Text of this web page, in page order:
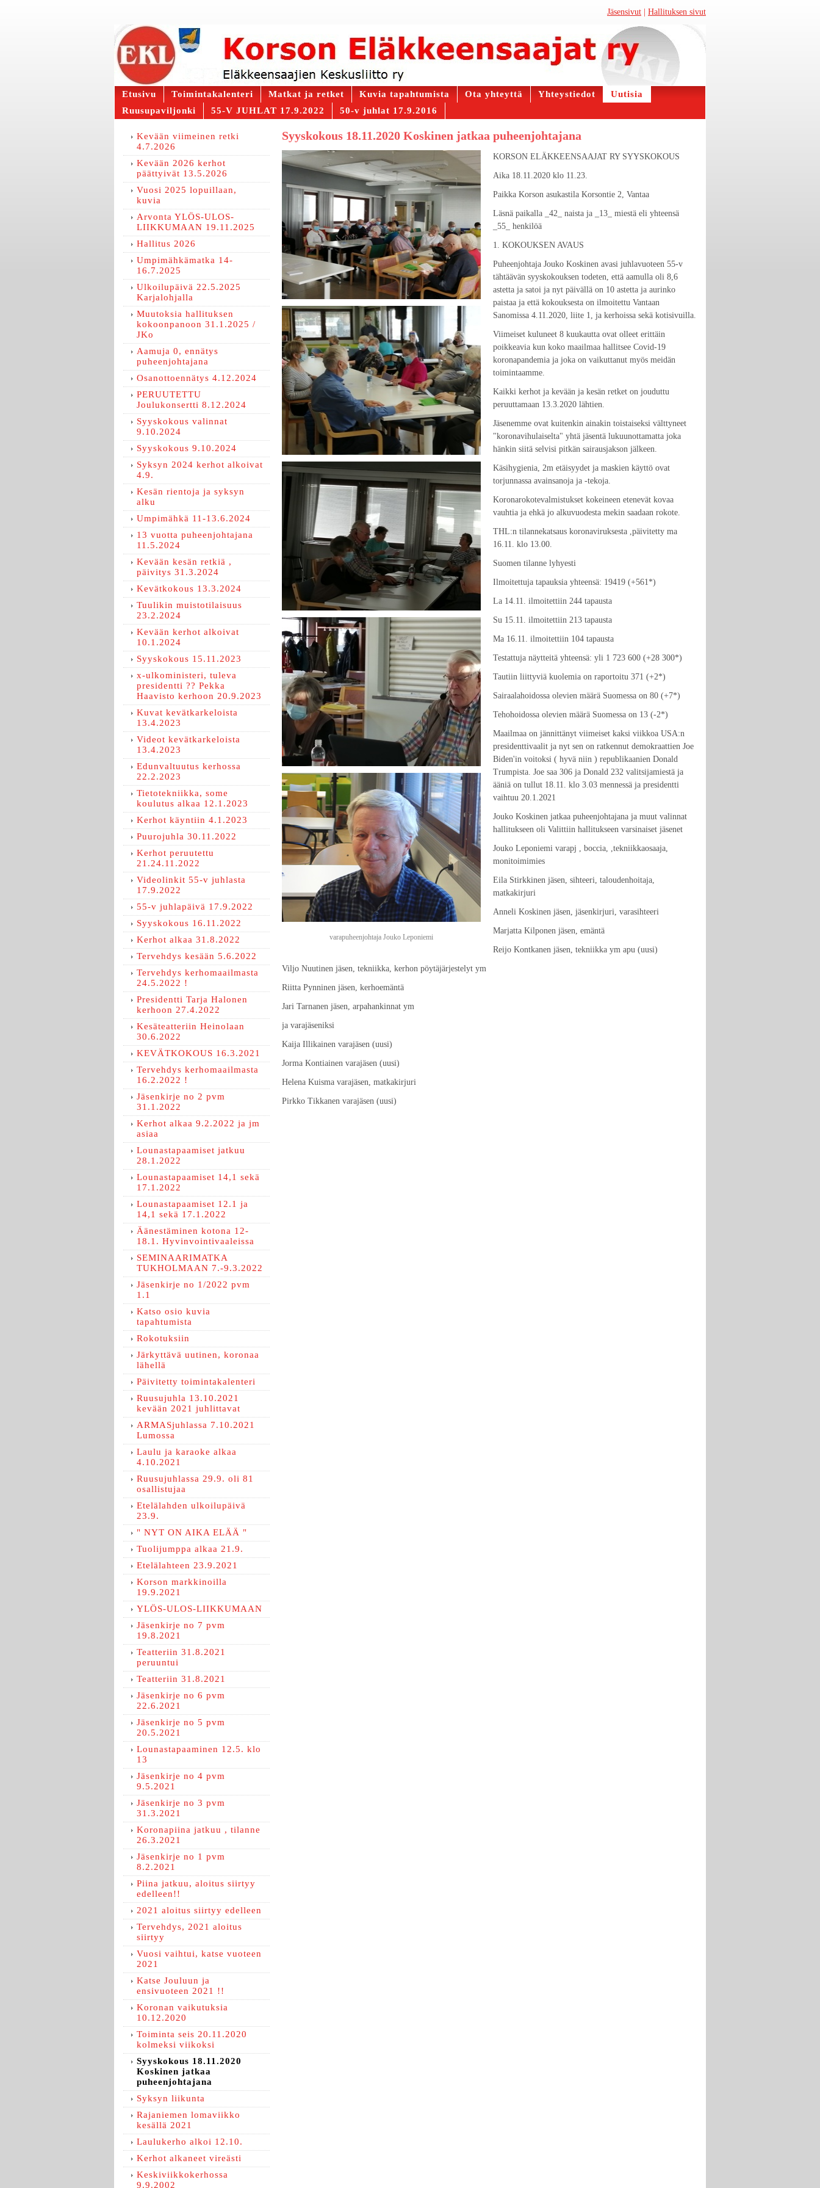
Jäsensivut Hallituksen sivut
Etusivu Toimintakalenteri Matkat ja retket Kuvia tapahtumista Ota yhteyttä Yhteystiedot
Uutisia
Ruusupaviljonki
55-V JUHLAT 17.9.2022 50-v juhlat 17.9.2016
Syyskokous 18.11.2020 Koskinen jatkaa puheenjohtajana
varapuheenjohtaja Jouko Leponiemi
KORSON ELÄKKEENSAAJAT RY SYYSKOKOUS
Aika 18.11.2020 klo 11.23.
Paikka Korson asukastila Korsontie 2, Vantaa
Läsnä paikalla _42_ naista ja _13_ miestä eli yhteensä
_55_ henkilöä
1. KOKOUKSEN AVAUS
Puheenjohtaja Jouko Koskinen avasi juhlavuoteen 55-v
tähtäävän syyskokouksen todeten, että aamulla oli 8,6
astetta ja satoi ja nyt päivällä on 10 astetta ja aurinko
paistaa ja että kokouksesta on ilmoitettu Vantaan
Sanomissa 4.11.2020, liite 1, ja kerhoissa sekä kotisivuilla.
Viimeiset kuluneet 8 kuukautta ovat olleet erittäin
poikkeavia kun koko maailmaa hallitsee Covid-19
koronapandemia ja joka on vaikuttanut myös meidän
toimintaamme.
Kaikki kerhot ja kevään ja kesän retket on jouduttu
peruuttamaan 13.3.2020 lähtien.
Jäsenemme ovat kuitenkin ainakin toistaiseksi välttyneet
"koronavihulaiselta" yhtä jäsentä lukuunottamatta joka
hänkin siitä selvisi pitkän sairausjakson jälkeen.
Käsihygienia, 2m etäisyydet ja maskien käyttö ovat
torjunnassa avainsanoja ja -tekoja.
Koronarokotevalmistukset kokeineen etenevät kovaa
vauhtia ja ehkä jo alkuvuodesta mekin saadaan rokote.
THL:n tilannekatsaus koronaviruksesta ,päivitetty ma
16.11. klo 13.00.
Suomen tilanne lyhyesti
Ilmoitettuja tapauksia yhteensä: 19419 (+561*)
La 14.11. ilmoitettiin 244 tapausta
Su 15.11. ilmoitettiin 213 tapausta
Ma 16.11. ilmoitettiin 104 tapausta
Testattuja näytteitä yhteensä: yli 1 723 600 (+28 300*)
Tautiin liittyviä kuolemia on raportoitu 371 (+2*)
Sairaalahoidossa olevien määrä Suomessa on 80 (+7*)
Tehohoidossa olevien määrä Suomessa on 13 (-2*)
Maailmaa on jännittänyt viimeiset kaksi viikkoa USA:n
presidenttivaalit ja nyt sen on ratkennut demokraattien Joe
Biden'in voitoksi ( hyvä niin ) republikaanien Donald
Trumpista. Joe saa 306 ja Donald 232 valitsijamiestä ja
ääniä on tullut 18.11. klo 3.03 mennessä ja presidentti
vaihtuu 20.1.2021
Jouko Koskinen jatkaa puheenjohtajana ja muut valinnat
hallitukseen oli Valittiin hallitukseen varsinaiset jäsenet
Jouko Leponiemi varapj , boccia, ,tekniikkaosaaja,
monitoimimies
Eila Stirkkinen jäsen, sihteeri, taloudenhoitaja,
matkakirjuri
Anneli Koskinen jäsen, jäsenkirjuri, varasihteeri
Marjatta Kilponen jäsen, emäntä
Reijo Kontkanen jäsen, tekniikka ym apu (uusi)
Viljo Nuutinen jäsen, tekniikka, kerhon pöytäjärjestelyt ym
Riitta Pynninen jäsen, kerhoemäntä
Jari Tarnanen jäsen, arpahankinnat ym
ja varajäseniksi
Kaija Illikainen varajäsen (uusi)
Jorma Kontiainen varajäsen (uusi)
Helena Kuisma varajäsen, matkakirjuri
Pirkko Tikkanen varajäsen (uusi)
Kevään viimeinen retki
4.7.2026
Kevään 2026 kerhot
päättyivät 13.5.2026
Vuosi 2025 lopuillaan,
kuvia
Arvonta YLÖS-ULOS-
LIIKKUMAAN 19.11.2025
Hallitus 2026
Umpimähkämatka 14-
16.7.2025
Ulkoilupäivä 22.5.2025
Karjalohjalla
Muutoksia hallituksen
kokoonpanoon 31.1.2025 /
JKo
Aamuja 0, ennätys
puheenjohtajana
Osanottoennätys 4.12.2024
PERUUTETTU
Joulukonsertti 8.12.2024
Syyskokous valinnat
9.10.2024
Syyskokous 9.10.2024
Syksyn 2024 kerhot alkoivat
4.9.
Kesän rientoja ja syksyn
alku
Umpimähkä 11-13.6.2024
13 vuotta puheenjohtajana
11.5.2024
Kevään kesän retkiä ,
päivitys 31.3.2024
Kevätkokous 13.3.2024
Tuulikin muistotilaisuus
23.2.2024
Kevään kerhot alkoivat
10.1.2024
Syyskokous 15.11.2023
x-ulkoministeri, tuleva
presidentti ?? Pekka
Haavisto kerhoon 20.9.2023
Kuvat kevätkarkeloista
13.4.2023
Videot kevätkarkeloista
13.4.2023
Edunvaltuutus kerhossa
22.2.2023
Tietotekniikka, some
koulutus alkaa 12.1.2023
Kerhot käyntiin 4.1.2023
Puurojuhla 30.11.2022
Kerhot peruutettu
21.24.11.2022
Videolinkit 55-v juhlasta
17.9.2022
55-v juhlapäivä 17.9.2022
Syyskokous 16.11.2022
Kerhot alkaa 31.8.2022
Tervehdys kesään 5.6.2022
Tervehdys kerhomaailmasta
24.5.2022 !
Presidentti Tarja Halonen
kerhoon 27.4.2022
Kesäteatteriin Heinolaan
30.6.2022
KEVÄTKOKOUS 16.3.2021
Tervehdys kerhomaailmasta
16.2.2022 !
Jäsenkirje no 2 pvm
31.1.2022
Kerhot alkaa 9.2.2022 ja jm
asiaa
Lounastapaamiset jatkuu
28.1.2022
Lounastapaamiset 14,1 sekä
17.1.2022
Lounastapaamiset 12.1 ja
14,1 sekä 17.1.2022
Äänestäminen kotona 12-
18.1. Hyvinvointivaaleissa
SEMINAARIMATKA
TUKHOLMAAN 7.-9.3.2022
Jäsenkirje no 1/2022 pvm
1.1
Katso osio kuvia
tapahtumista
Rokotuksiin
Järkyttävä uutinen, koronaa
lähellä
Päivitetty toimintakalenteri
Ruusujuhla 13.10.2021
kevään 2021 juhlittavat
ARMASjuhlassa 7.10.2021
Lumossa
Laulu ja karaoke alkaa
4.10.2021
Ruusujuhlassa 29.9. oli 81
osallistujaa
Etelälahden ulkoilupäivä
23.9.
" NYT ON AIKA ELÄÄ "
Tuolijumppa alkaa 21.9.
Etelälahteen 23.9.2021
Korson markkinoilla
19.9.2021
YLÖS-ULOS-LIIKKUMAAN
Jäsenkirje no 7 pvm
19.8.2021
Teatteriin 31.8.2021
peruuntui
Teatteriin 31.8.2021
Jäsenkirje no 6 pvm
22.6.2021
Jäsenkirje no 5 pvm
20.5.2021
Lounastapaaminen 12.5. klo
13
Jäsenkirje no 4 pvm
9.5.2021
Jäsenkirje no 3 pvm
31.3.2021
Koronapiina jatkuu , tilanne
26.3.2021
Jäsenkirje no 1 pvm
8.2.2021
Piina jatkuu, aloitus siirtyy
edelleen!!
2021 aloitus siirtyy edelleen
Tervehdys, 2021 aloitus
siirtyy
Vuosi vaihtui, katse vuoteen
2021
Katse Jouluun ja
ensivuoteen 2021 !!
Koronan vaikutuksia
10.12.2020
Toiminta seis 20.11.2020
kolmeksi viikoksi
Syyskokous 18.11.2020
Koskinen jatkaa
puheenjohtajana
Syksyn liikunta
Rajaniemen lomaviikko
kesällä 2021
Laulukerho alkoi 12.10.
Kerhot alkaneet vireästi
Keskiviikkokerhossa
9.9.2002